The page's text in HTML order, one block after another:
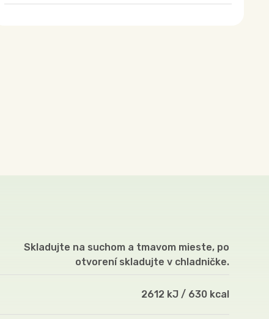
Skladujte na suchom a tmavom mieste, po
otvorení skladujte v chladničke.
2612 kJ / 630 kcal